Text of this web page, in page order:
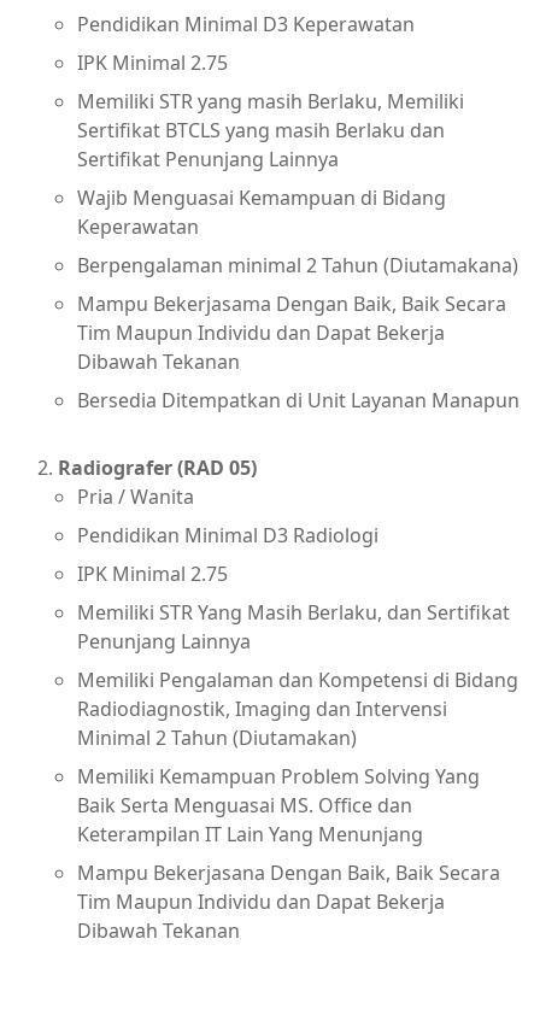
Pendidikan Minimal D3 Keperawatan
IPK Minimal 2.75
Memiliki STR yang masih Berlaku, Memiliki
Sertifikat BTCLS yang masih Berlaku dan
Sertifikat Penunjang Lainnya
Wajib Menguasai Kemampuan di Bidang
Keperawatan
Berpengalaman minimal 2 Tahun (Diutamakana)
Mampu Bekerjasama Dengan Baik, Baik Secara
Tim Maupun Individu dan Dapat Bekerja
Dibawah Tekanan
Bersedia Ditempatkan di Unit Layanan Manapun
Radiografer (RAD 05)
Pria / Wanita
Pendidikan Minimal D3 Radiologi
IPK Minimal 2.75
Memiliki STR Yang Masih Berlaku, dan Sertifikat
Penunjang Lainnya
Memiliki Pengalaman dan Kompetensi di Bidang
Radiodiagnostik, Imaging dan Intervensi
Minimal 2 Tahun (Diutamakan)
Memiliki Kemampuan Problem Solving Yang
Baik Serta Menguasai MS. Office dan
Keterampilan IT Lain Yang Menunjang
Mampu Bekerjasana Dengan Baik, Baik Secara
Tim Maupun Individu dan Dapat Bekerja
Dibawah Tekanan